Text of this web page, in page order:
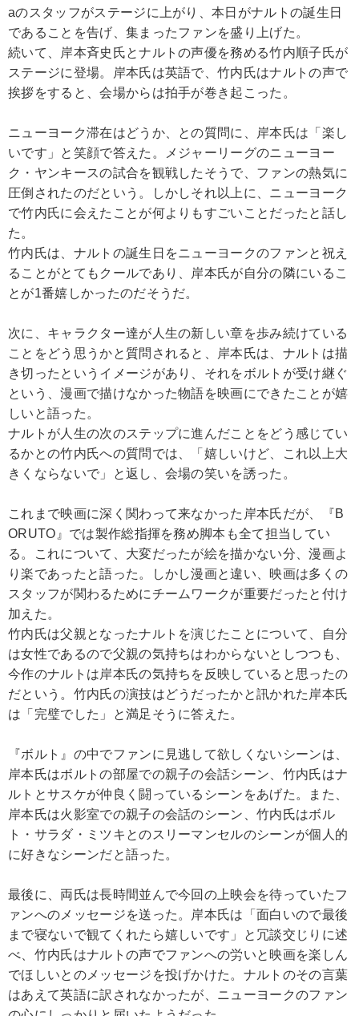
aのスタッフがステージに上がり、本日がナルトの誕生日
であることを告げ、集まったファンを盛り上げた。
続いて、岸本斉史氏とナルトの声優を務める竹内順子氏が
ステージに登場。岸本氏は英語で、竹内氏はナルトの声で
挨拶をすると、会場からは拍手が巻き起こった。
ニューヨーク滞在はどうか、との質問に、岸本氏は「楽し
いです」と笑顔で答えた。メジャーリーグのニューヨー
ク・ヤンキースの試合を観戦したそうで、ファンの熱気に
圧倒されたのだという。しかしそれ以上に、ニューヨーク
で竹内氏に会えたことが何よりもすごいことだったと話し
た。
竹内氏は、ナルトの誕生日をニューヨークのファンと祝え
ることがとてもクールであり、岸本氏が自分の隣にいるこ
とが1番嬉しかったのだそうだ。
次に、キャラクター達が人生の新しい章を歩み続けている
ことをどう思うかと質問されると、岸本氏は、ナルトは描
き切ったというイメージがあり、それをボルトが受け継ぐ
という、漫画で描けなかった物語を映画にできたことが嬉
しいと語った。
ナルトが人生の次のステップに進んだことをどう感じてい
るかとの竹内氏への質問では、「嬉しいけど、これ以上大
きくならないで」と返し、会場の笑いを誘った。
これまで映画に深く関わって来なかった岸本氏だが、『B
ORUTO』では製作総指揮を務め脚本も全て担当してい
る。これについて、大変だったが絵を描かない分、漫画よ
り楽であったと語った。しかし漫画と違い、映画は多くの
スタッフが関わるためにチームワークが重要だったと付け
加えた。
竹内氏は父親となったナルトを演じたことについて、自分
は女性であるので父親の気持ちはわからないとしつつも、
今作のナルトは岸本氏の気持ちを反映していると思ったの
だという。竹内氏の演技はどうだったかと訊かれた岸本氏
は「完璧でした」と満足そうに答えた。
『ボルト』の中でファンに見逃して欲しくないシーンは、
岸本氏はボルトの部屋での親子の会話シーン、竹内氏はナ
ルトとサスケが仲良く闘っているシーンをあげた。また、
岸本氏は火影室での親子の会話のシーン、竹内氏はボル
ト・サラダ・ミツキとのスリーマンセルのシーンが個人的
に好きなシーンだと語った。
最後に、両氏は長時間並んで今回の上映会を待っていたフ
ァンへのメッセージを送った。岸本氏は「面白いので最後
まで寝ないで観てくれたら嬉しいです」と冗談交じりに述
べ、竹内氏はナルトの声でファンへの労いと映画を楽しん
でほしいとのメッセージを投げかけた。ナルトのその言葉
はあえて英語に訳されなかったが、ニューヨークのファン